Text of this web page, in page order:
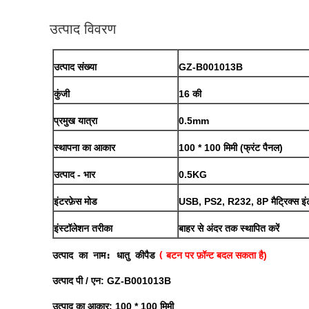
उत्पाद विवरण
उत्पाद संख्या GZ-B001013B
कुंजी 16 की
प्रमुख यात्रा 0.5mm
स्थापना का आकार 100 * 100 मिमी (फ्रंट पैनल)
उत्पाद - भार 0.5KG
इंटरफ़ेस मोड USB, PS2, R232, 8P मैट्रिक्स
इंस्टॉलेशन तरीका बाहर से अंदर तक स्थापित करें
उत्पाद का नाम: धातु कीपैड ( बटन पर फ़ॉन्ट बदल सकता है)
उत्पाद पी / एन: GZ-B001013B
उत्पाद का आकार: 100 * 100 मिमी